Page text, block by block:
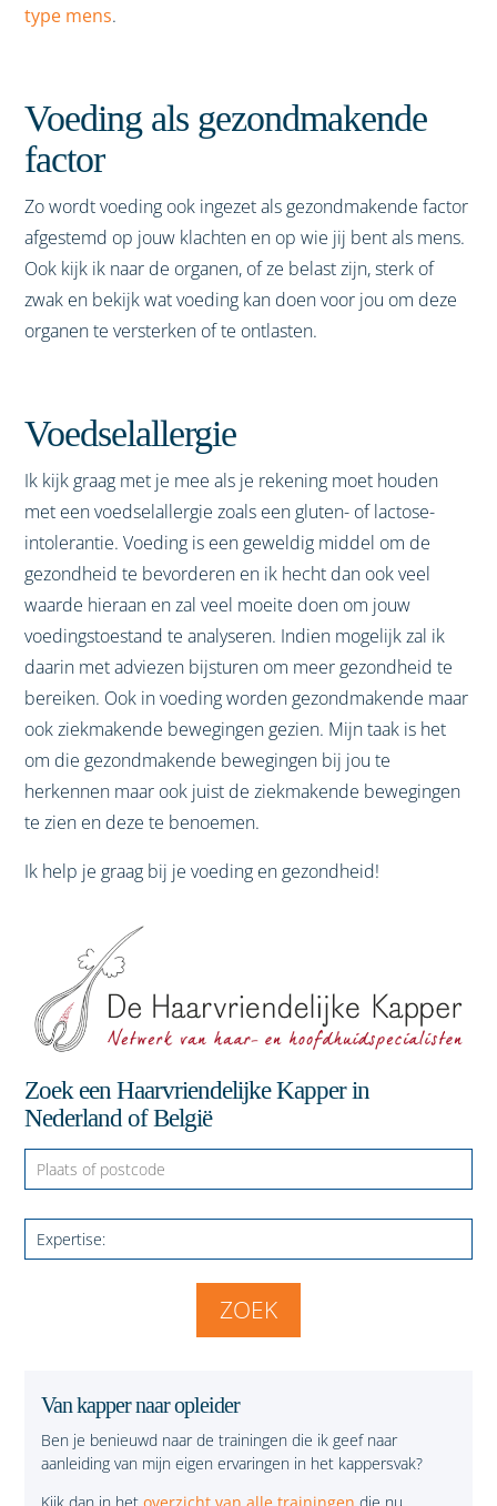
type mens.
Voeding als gezondmakende
factor
Zo wordt voeding ook ingezet als gezondmakende factor
afgestemd op jouw klachten en op wie jij bent als mens.
Ook kijk ik naar de organen, of ze belast zijn, sterk of
zwak en bekijk wat voeding kan doen voor jou om deze
organen te versterken of te ontlasten.
Voedselallergie
Ik kijk graag met je mee als je rekening moet houden
met een voedselallergie zoals een gluten- of lactose-
intolerantie. Voeding is een geweldig middel om de
gezondheid te bevorderen en ik hecht dan ook veel
waarde hieraan en zal veel moeite doen om jouw
voedingstoestand te analyseren. Indien mogelijk zal ik
daarin met adviezen bijsturen om meer gezondheid te
bereiken. Ook in voeding worden gezondmakende maar
ook ziekmakende bewegingen gezien. Mijn taak is het
om die gezondmakende bewegingen bij jou te
herkennen maar ook juist de ziekmakende bewegingen
te zien en deze te benoemen.
Ik help je graag bij je voeding en gezondheid!
Zoek een Haarvriendelijke Kapper in
Nederland of België
Van kapper naar opleider
Ben je benieuwd naar de trainingen die ik geef naar
aanleiding van mijn eigen ervaringen in het kappersvak?